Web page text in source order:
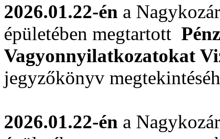
2026.01.22-én a
épületében megtartott
Vagyonnyilatkozatokat
jegyzőkönyv
2026.01.22-én a